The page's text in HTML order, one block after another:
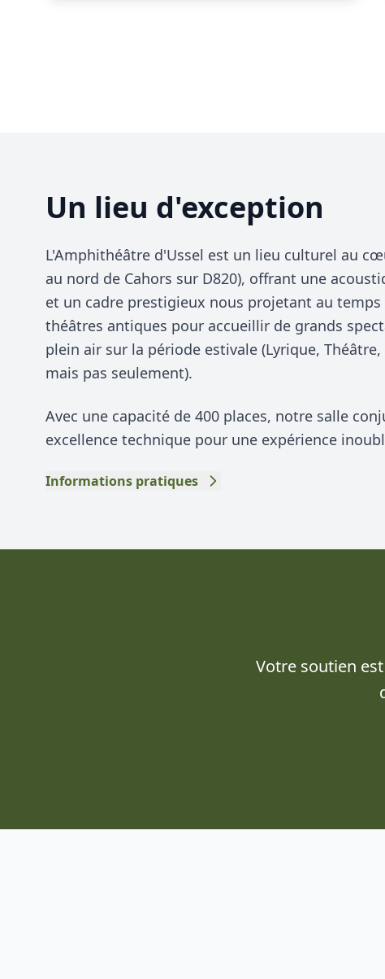
Un lieu d'exception
L'Amphithéâtre d'Ussel est un lieu culturel au
au nord de Cahors sur D820), offrant une
et un cadre prestigieux nous projetant au temps
théâtres antiques pour accueillir de grands
plein air sur la période estivale (Lyrique,
mais pas seulement).
Avec une capacité de 400 places, notre salle
excellence technique pour une expérience
Informations pratiques
Votre soutien